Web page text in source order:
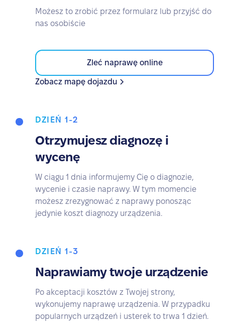
Możesz to zrobić przez formularz lub przyjść do
nas osobiście
Zleć naprawę online
Zobacz mapę dojazdu
DZIEŃ 1-2
Otrzymujesz diagnozę i
wycenę
W ciągu 1 dnia informujemy Cię o diagnozie,
wycenie i czasie naprawy. W tym momencie
możesz zrezygnować z naprawy ponosząc
jedynie koszt diagnozy urządzenia.
DZIEŃ 1-3
Naprawiamy twoje urządzenie
Po akceptacji kosztów z Twojej strony,
wykonujemy naprawę urządzenia. W przypadku
popularnych urządzeń i usterek to trwa 1 dzień.